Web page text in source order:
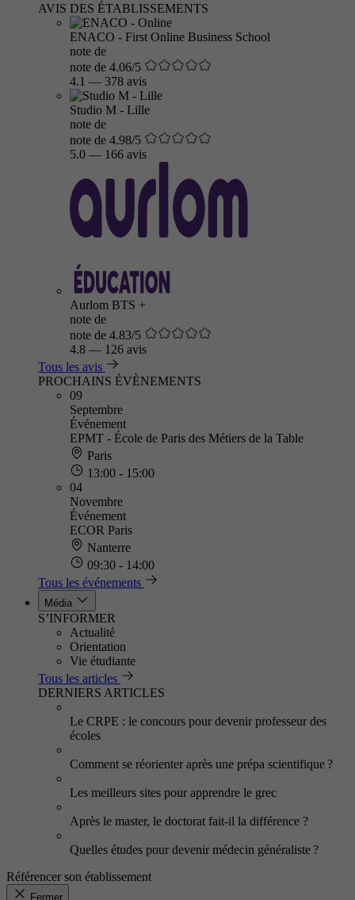
AVIS DES ÉTABLISSEMENTS
ENACO - First Online Business School
note de
note de 4.06/5
4.1 — 378 avis
Studio M - Lille
note de
note de 4.98/5
5.0 — 166 avis
Aurlom BTS +
note de
note de 4.83/5
4.8 — 126 avis
Tous les avis
PROCHAINS ÉVÈNEMENTS
09
Septembre
Événement
EPMT - École de Paris des Métiers de la Table
Paris
13:00 - 15:00
04
Novembre
Événement
ECOR Paris
Nanterre
09:30 - 14:00
Tous les événements
Média
S’INFORMER
Actualité
Orientation
Vie étudiante
Tous les articles
DERNIERS ARTICLES
Le CRPE : le concours pour devenir professeur des
écoles
Comment se réorienter après une prépa scientifique ?
Les meilleurs sites pour apprendre le grec
Après le master, le doctorat fait-il la différence ?
Quelles études pour devenir médecin généraliste ?
Référencer son établissement
Fermer